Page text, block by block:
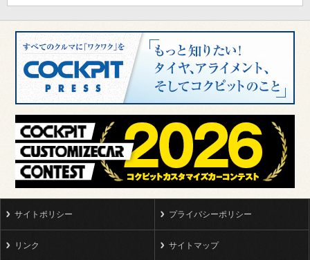
サイトポリシー プライバシーポリシー
リンク サイトマップ